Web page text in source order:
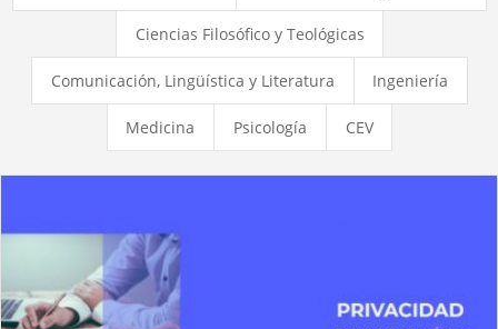
Ciencias Filosófico y Teológicas
Comunicación, Lingüística y Literatura Ingeniería
Medicina Psicología CEV